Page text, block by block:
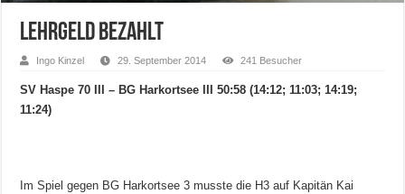
Lehrgeld bezahlt
Ingo Kinzel 29. September 2014 241 Besucher
SV Haspe 70 III – BG Harkortsee III 50:58 (14:12; 11:03; 14:19;
11:24)
Im Spiel gegen BG Harkortsee 3 musste die H3 auf Kapitän Kai